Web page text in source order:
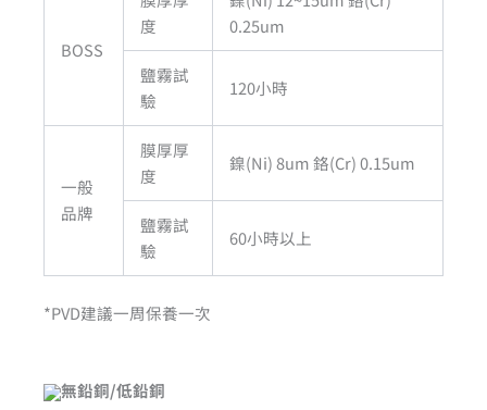
BOSS
度
0.25um
鹽霧試
驗
120小時
一般
品牌
膜厚厚
度
鎳(Ni) 8um 鉻(Cr) 0.15um
鹽霧試
驗
60小時以上
*PVD建議一周保養一次
無鉛銅/低鉛銅